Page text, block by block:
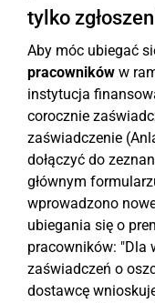
tylko
Aby móc ubiegać
pracowników w
instytucja
corocznie
zaświadczenie
dołączyć do
głównym
wprowadzono
ubiegania się o
pracowników: "Dla
zaświadczeń o
dostawcę